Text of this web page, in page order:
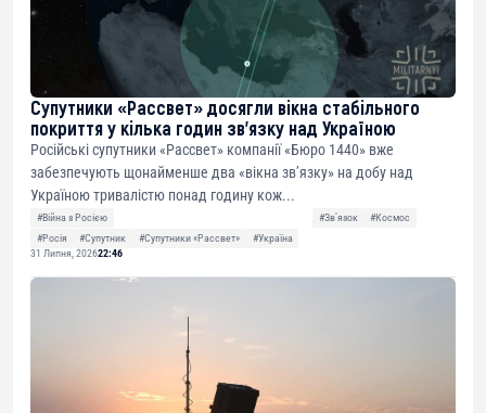
Супутники «Рассвет» досягли вікна стабільного
покриття у кілька годин зв’язку над Україною
Російські супутники «Рассвет» компанії «Бюро 1440» вже
забезпечують щонайменше два «вікна зв’язку» на добу над
Україною тривалістю понад годину кож...
#Війна з Росією #Звʼязок
#Космос
#Росія
#Супутник #Супутники «Рассвет»
#Україна
31 Липня, 202622:46